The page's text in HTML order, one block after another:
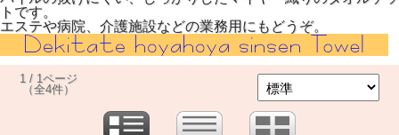
トです。
エステや病院、介護施設などの業務用にもどうぞ。
1 / 1ページ
（全4件）